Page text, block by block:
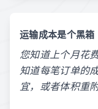
运输成本是个黑箱
您知道上个月花
知道每笔订单的
宜，或者体积重